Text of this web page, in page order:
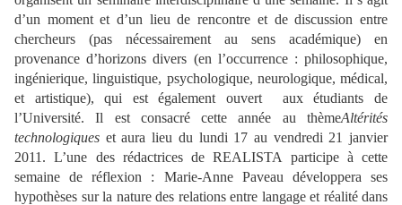
d’un moment et d’un lieu de rencontre et de discussion entre
chercheurs (pas nécessairement au sens académique) en
provenance d’horizons divers (en l’occurrence : philosophique,
ingénierique, linguistique, psychologique, neurologique, médical,
et artistique), qui est également ouvert aux étudiants de
l’Université. Il est consacré cette année au thèmeAltérités
technologiques et aura lieu du lundi 17 au vendredi 21 janvier
2011. L’une des rédactrices de REALISTA participe à cette
semaine de réflexion : Marie-Anne Paveau développera ses
hypothèses sur la nature des relations entre langage et réalité dans